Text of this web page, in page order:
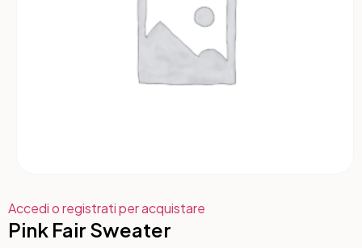
Accedi o registrati per acquistare
Pink Fair Sweater